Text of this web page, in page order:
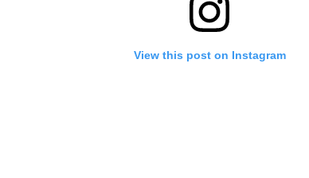
View this post on Instagram